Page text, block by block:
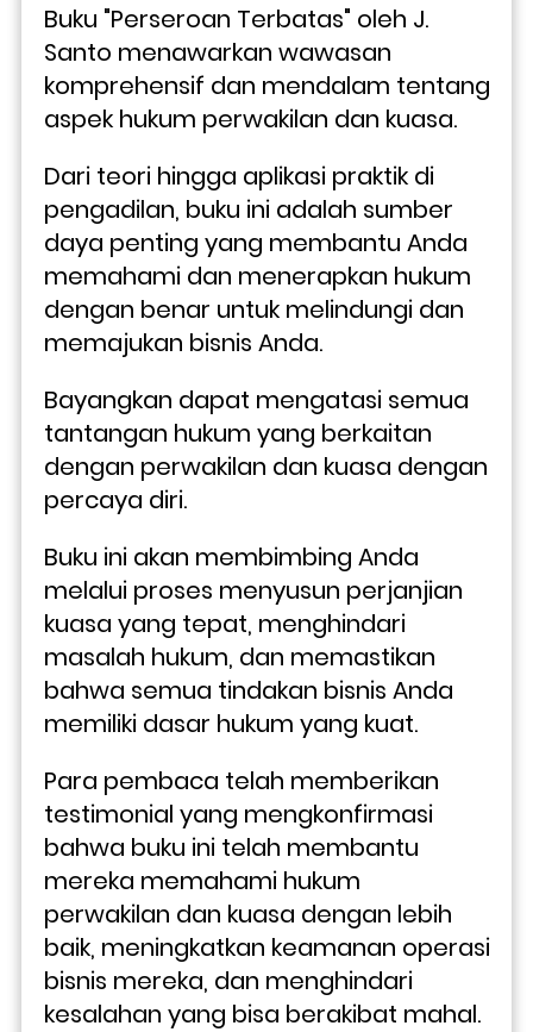
Buku "Perseroan Terbatas" oleh J.
Santo menawarkan wawasan
komprehensif dan mendalam tentang
aspek hukum perwakilan dan kuasa.
Dari teori hingga aplikasi praktik di
pengadilan, buku ini adalah sumber
daya penting yang membantu Anda
memahami dan menerapkan hukum
dengan benar untuk melindungi dan
memajukan bisnis Anda.
Bayangkan dapat mengatasi semua
tantangan hukum yang berkaitan
dengan perwakilan dan kuasa dengan
percaya diri.
Buku ini akan membimbing Anda
melalui proses menyusun perjanjian
kuasa yang tepat, menghindari
masalah hukum, dan memastikan
bahwa semua tindakan bisnis Anda
memiliki dasar hukum yang kuat.
Para pembaca telah memberikan
testimonial yang mengkonfirmasi
bahwa buku ini telah membantu
mereka memahami hukum
perwakilan dan kuasa dengan lebih
baik, meningkatkan keamanan operasi
bisnis mereka, dan menghindari
kesalahan yang bisa berakibat mahal.